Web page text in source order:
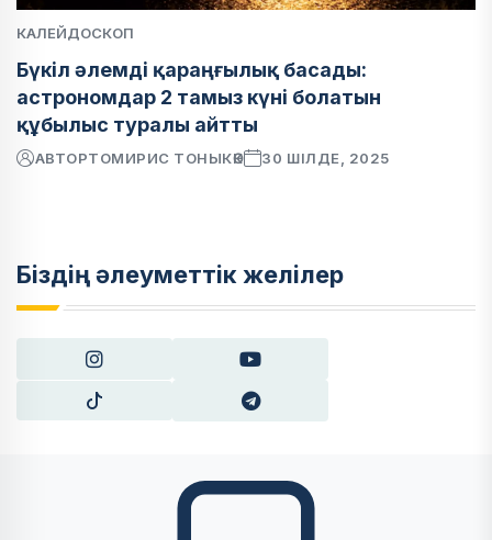
КАЛЕЙДОСКОП
Бүкіл әлемді қараңғылық басады:
астрономдар 2 тамыз күні болатын
құбылыс туралы айтты
АВТОРТОМИРИС ТОНЫКӨК 30 ШІЛДЕ, 2025
Біздің әлеуметтік желілер